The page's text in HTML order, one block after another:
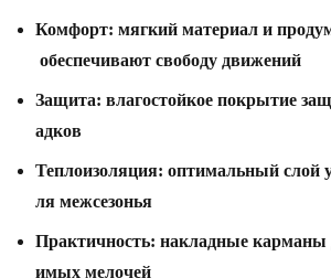
Комфорт: мягкий материал и
обеспечивают свободу движений
Защита: влагостойкое покрытие
адков
Теплоизоляция: оптимальный слой
ля межсезонья
Практичность: накладные карманы
имых мелочей